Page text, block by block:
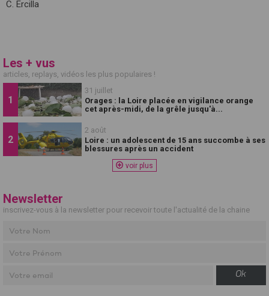
C. Ercilla
Les + vus
articles, replays, vidéos les plus populaires !
31 juillet
Orages : la Loire placée en vigilance orange
cet après-midi, de la grêle jusqu'à...
2 août
Loire : un adolescent de 15 ans succombe à ses
blessures après un accident
voir plus
Newsletter
inscrivez-vous à la newsletter pour recevoir toute l'actualité de la chaine
Ok